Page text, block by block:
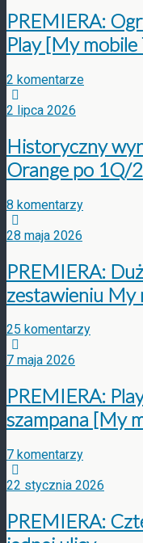
PREMIERA:
Play [My mobile
2 komentarze
2 lipca 2026
Historyczny
Orange po 1Q/
8 komentarzy
28 maja 2026
PREMIERA:
zestawieniu My
25 komentarzy
7 maja 2026
PREMIERA:
szampana [My
7 komentarzy
22 stycznia 2026
PREMIERA: